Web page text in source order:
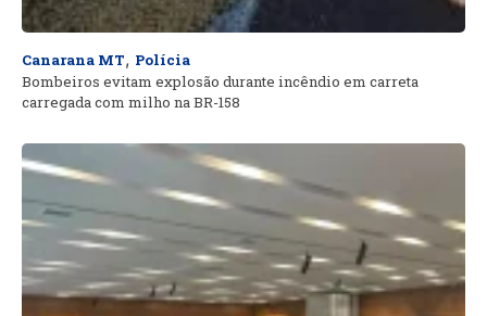
Canarana MT, Polícia
Bombeiros evitam explosão durante incêndio em carreta
carregada com milho na BR-158